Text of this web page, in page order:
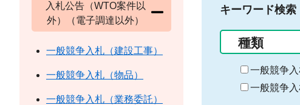
キーワード検索
種類
一般競争入
一般競争入
入札公告（WTO案件以
外）（電子調達以外）
一般競争入札（建設工事）
一般競争入札（物品）
一般競争入札（業務委託）